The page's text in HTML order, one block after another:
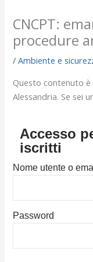
CNCPT:
procedure
/Ambiente e
Questo contenuto è
Alessandria. Se sei
Accesso
iscritti
Nome utente o
Password